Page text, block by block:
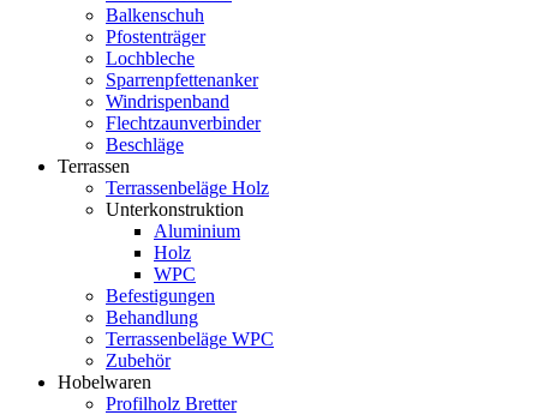
Balkenschuh
Pfostenträger
Lochbleche
Sparrenpfettenanker
Windrispenband
Flechtzaunverbinder
Beschläge
Terrassen
Terrassenbeläge Holz
Unterkonstruktion
Aluminium
Holz
WPC
Befestigungen
Behandlung
Terrassenbeläge WPC
Zubehör
Hobelwaren
Profilholz Bretter